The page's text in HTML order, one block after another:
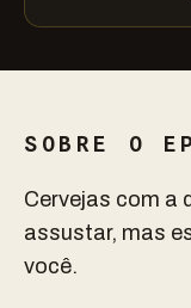
SOBRE O
Cervejas com a
assustar, mas
você.